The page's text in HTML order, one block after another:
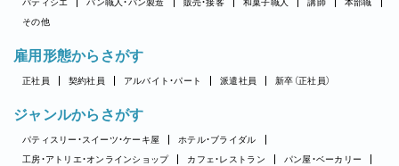
パティシエ パン職人・パン製造 販売・接客 和菓子職人 講師
本部職
その他
雇用形態からさがす
正社員 契約社員 アルバイト・パート 派遣社員 新卒（正社員）
ジャンルからさがす
パティスリー・スイーツ・ケーキ屋
ホテル・ブライダル
工房・アトリエ・オンラインショップ
カフェ・レストラン
パン屋・ベーカリー